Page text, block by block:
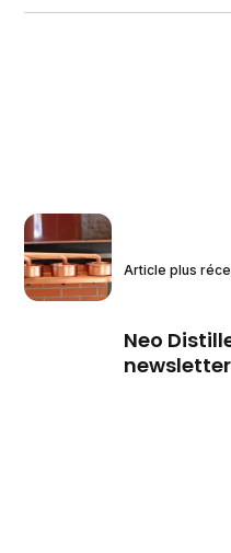
Article plus
Neo